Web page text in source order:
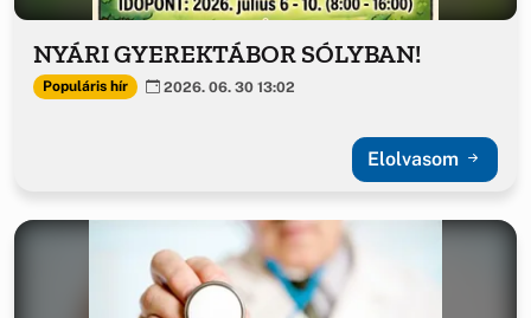
NYÁRI GYEREKTÁBOR SÓLYBAN!
Populáris hír 2026. 06. 30 13:02
Elolvasom